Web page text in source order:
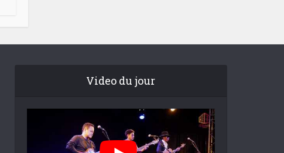
Video du jour